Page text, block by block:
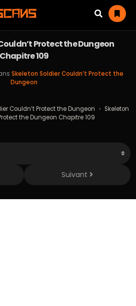
Protect the Dungeon
Chapitre 109
Skeleton Soldier Couldn’t Protect the
Dungeon
Couldn’t Protect the Dungeon › Skeleton
the Dungeon Chapitre 109
Suivant